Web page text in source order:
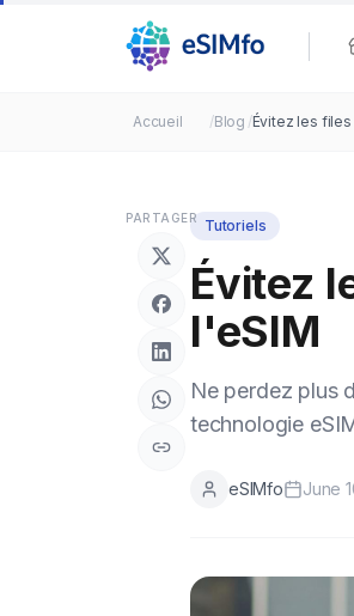
Accueil /Blog /Évitez les
PARTAGER Tutoriels
Évitez
l'eSIM
Ne perdez plus
technologie
eSIMfo June